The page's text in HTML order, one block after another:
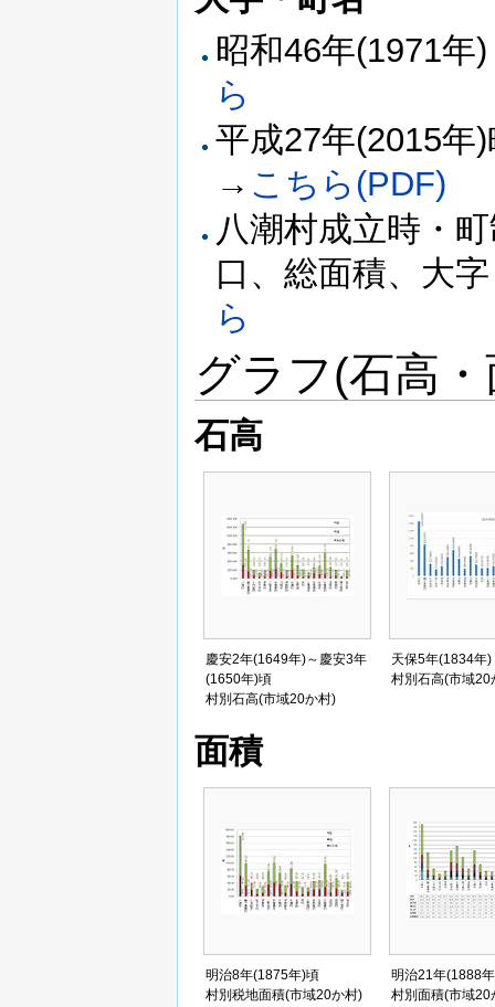
昭和46年(1971
ら
平成27年(2015
→ こちら(PDF)
八潮村成立時・
口、総面積、大
ら
グラフ(石高
石高
慶安2年(1649年)～慶安3年
(1650年)頃
村別石高(市域20か村)
天保5年(1834年)
村別石高(市域20
面積
明治8年(1875年)頃
村別税地面積(市域20か村)
明治21年(1888
村別面積(市域20